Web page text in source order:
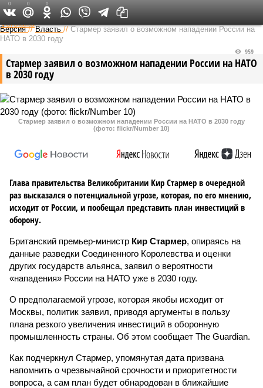
Федеральный выпуск
Версия //Власть //Стармер заявил о возможном нападении России на
НАТО в 2030 году
Стармер заявил о возможном нападении России на НАТО
в 2030 году
959
Стармер заявил о возможном нападении России на НАТО в 2030 году
(фото: flickr/Number 10)
Глава правительства Великобритании Кир Стармер в очередной
раз высказался о потенциальной угрозе, которая, по его мнению,
исходит от России, и пообещал представить план инвестиций в
оборону.
Британский премьер-министр Кир Стармер, опираясь на
данные разведки Соединенного Королевства и оценки
других государств альянса, заявил о вероятности
«нападения» России на НАТО уже в 2030 году.
О предполагаемой угрозе, которая якобы исходит от
Москвы, политик заявил, приводя аргументы в пользу
плана резкого увеличения инвестиций в оборонную
промышленность страны. Об этом сообщает The Guardian.
Как подчеркнул Стармер, упомянутая дата призвана
напомнить о чрезвычайной срочности и приоритетности
вопроса, а сам план будет обнародован в ближайшие
0 0 0